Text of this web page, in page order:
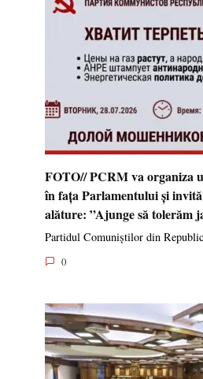
FOTO// PCRM va organiza
în fața Parlamentului și invită
alăture: ”Ajunge să tolerăm
Partidul Comuniștilor din
0